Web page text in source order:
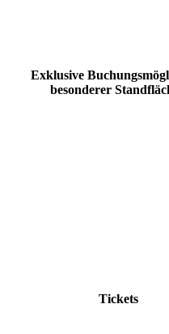
Exklusive
besonderer
Tickets